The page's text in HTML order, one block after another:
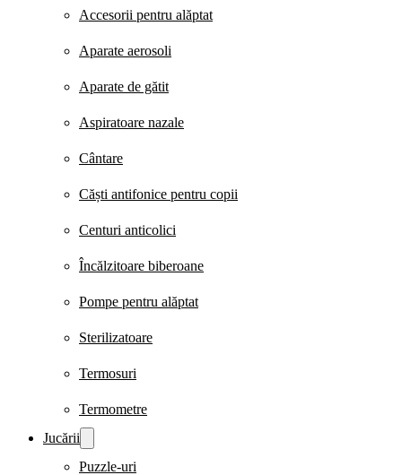
Accesorii pentru alăptat
Aparate aerosoli
Aparate de gătit
Aspiratoare nazale
Cântare
Căști antifonice pentru copii
Centuri anticolici
Încălzitoare biberoane
Pompe pentru alăptat
Sterilizatoare
Termosuri
Termometre
Jucării
Puzzle-uri